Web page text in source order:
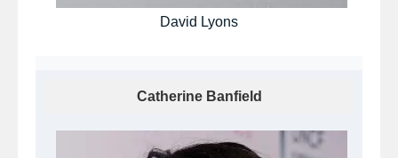
David Lyons
Catherine Banfield